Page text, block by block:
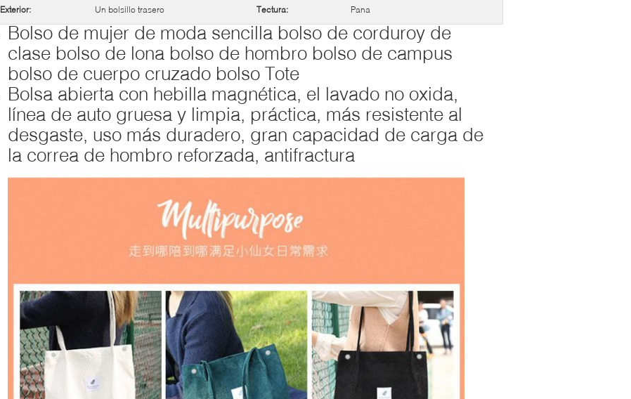
Exterior: Un bolsillo trasero Tectura: Pana
Bolso de mujer de moda sencilla bolso de corduroy de
clase bolso de lona bolso de hombro bolso de campus
bolso de cuerpo cruzado bolso Tote
Bolsa abierta con hebilla magnética, el lavado no oxida,
línea de auto gruesa y limpia, práctica, más resistente al
desgaste, uso más duradero, gran capacidad de carga de
la correa de hombro reforzada, antifractura